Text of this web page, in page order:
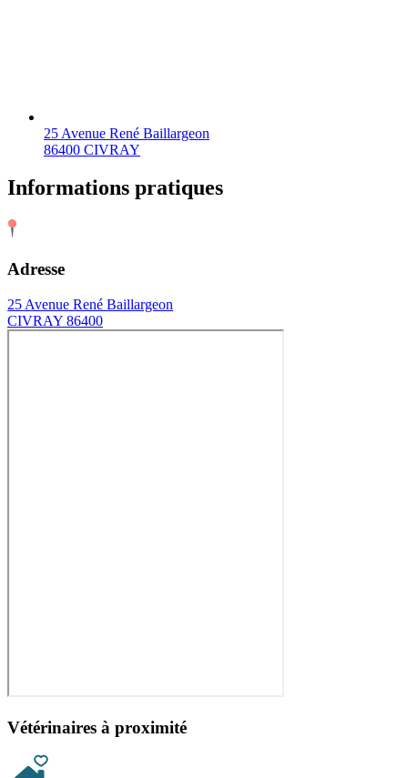
25 Avenue René Baillargeon
86400 CIVRAY
Informations pratiques
Adresse
25 Avenue René Baillargeon
CIVRAY 86400
Vétérinaires à proximité